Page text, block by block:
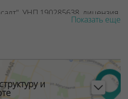
УНП 190285638, лицензия
услуг № 447/6, от
Показать еще
и